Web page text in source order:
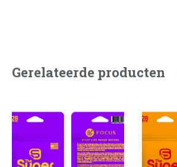
Gerelateerde producten